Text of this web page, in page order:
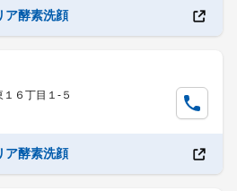
ア酵素洗顔
６丁目１-５
ア酵素洗顔